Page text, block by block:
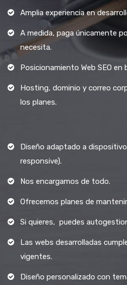
Amplia experiencia en
A medida, paga únicamente
necesita.
Posicionamiento Web SEO en
Hosting, dominio y correo
los planes.
Diseño adaptado a
responsive).
Nos encargamos de todo.
Ofrecemos planes de
Si quieres, puedes
Las webs desarrolladas
vigentes.
Diseño personalizado con